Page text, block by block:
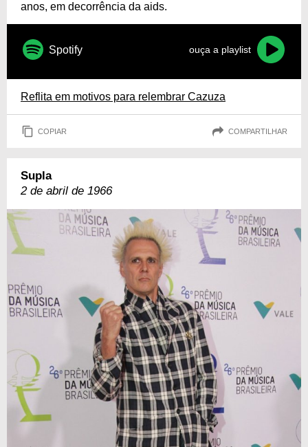
anos, em decorrência da aids.
Spotify ouça a playlist
Reflita em motivos para relembrar Cazuza
COPIAR COMPARTILHAR
Supla
2 de abril de 1966